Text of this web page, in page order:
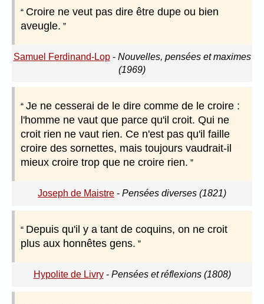
Croire ne veut pas dire être dupe ou bien
aveugle.
Samuel Ferdinand-Lop- Nouvelles, pensées et maximes
(1969)
Je ne cesserai de le dire comme de le croire :
l'homme ne vaut que parce qu'il croit. Qui ne
croit rien ne vaut rien. Ce n'est pas qu'il faille
croire des sornettes, mais toujours vaudrait-il
mieux croire trop que ne croire rien.
Joseph de Maistre - Pensées diverses (1821)
Depuis qu'il y a tant de coquins, on ne croit
plus aux honnêtes gens.
Hypolite de Livry- Pensées et réflexions (1808)